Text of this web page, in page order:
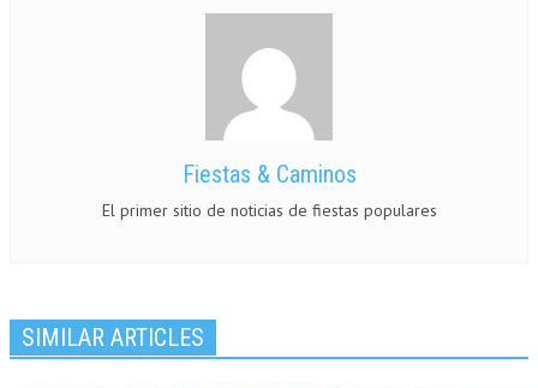
Fiestas & Caminos
El primer sitio de noticias de fiestas populares
SIMILAR ARTICLES